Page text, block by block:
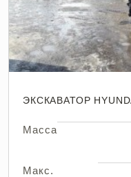
ЭКСКАВАТОР
Масса
Макс.